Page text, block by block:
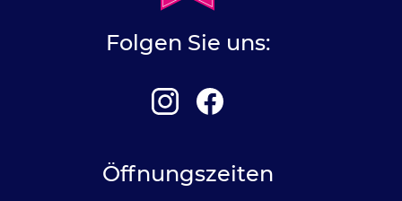
Öffnungszeiten
Folgen Sie uns: